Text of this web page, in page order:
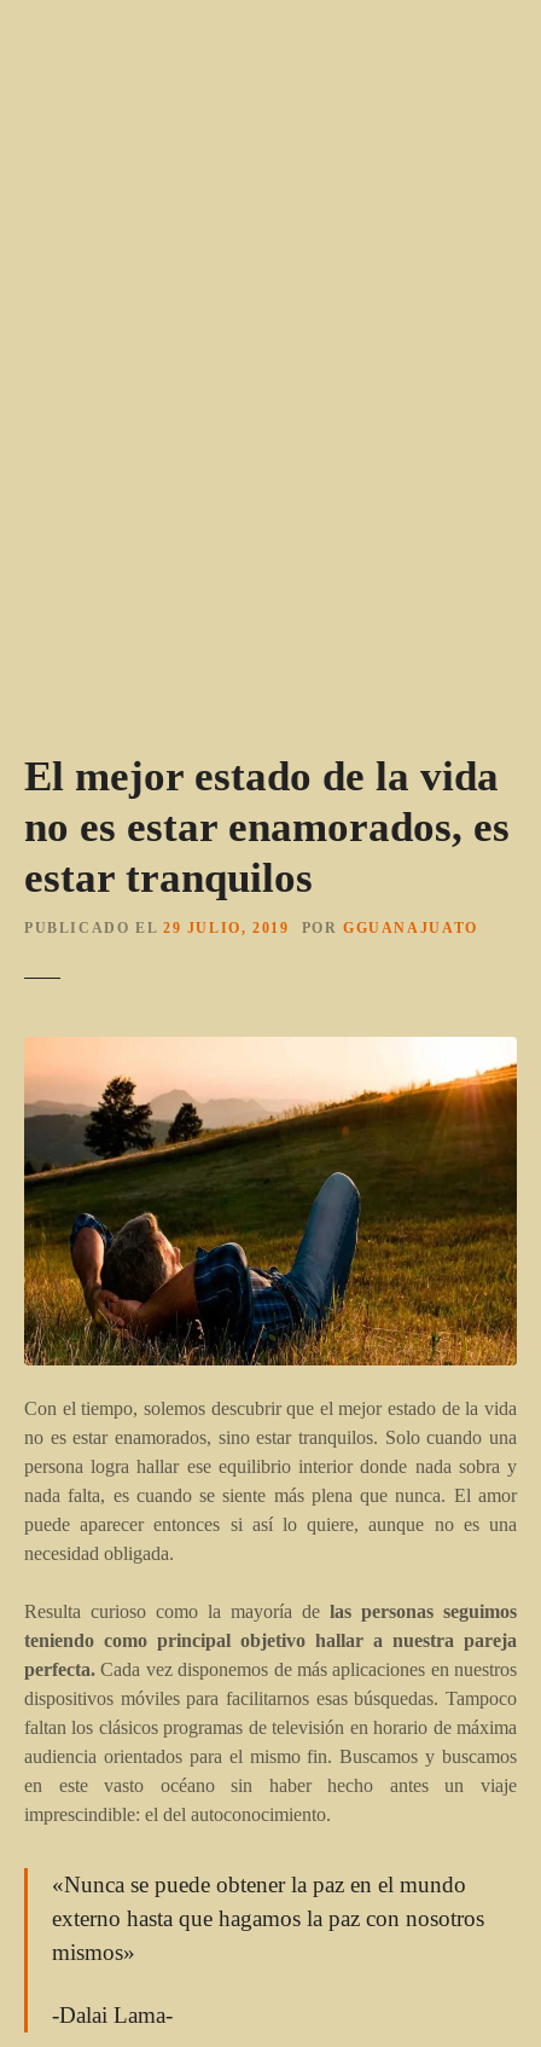
El mejor estado de la vida
no es estar enamorados, es
estar tranquilos
PUBLICADO EL 29 JULIO, 2019 POR GGUANAJUATO
Con el tiempo, solemos descubrir que el mejor estado de la vida
no es estar enamorados, sino estar tranquilos. Solo cuando una
persona logra hallar ese equilibrio interior donde nada sobra y
nada falta, es cuando se siente más plena que nunca. El amor
puede aparecer entonces si así lo quiere, aunque no es una
necesidad obligada.
Resulta curioso como la mayoría de las personas seguimos
teniendo como principal objetivo hallar a nuestra pareja
perfecta. Cada vez disponemos de más aplicaciones en nuestros
dispositivos móviles para facilitarnos esas búsquedas. Tampoco
faltan los clásicos programas de televisión en horario de máxima
audiencia orientados para el mismo fin. Buscamos y buscamos
en este vasto océano sin haber hecho antes un viaje
imprescindible: el del autoconocimiento.
«Nunca se puede obtener la paz en el mundo
externo hasta que hagamos la paz con nosotros
mismos»
-Dalai Lama-